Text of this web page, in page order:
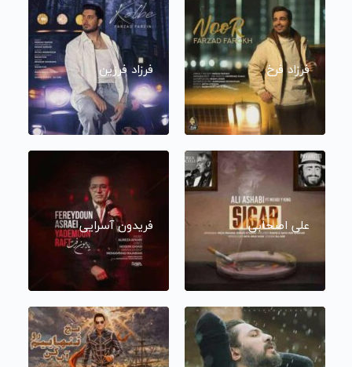
فرزاد فرخ فرزاد فرزین
علی اصحابی فریدون آسرایی